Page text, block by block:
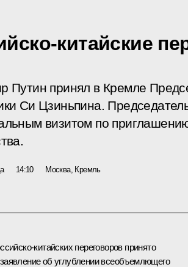
китайские
Путин принял в Кремле
Си Цзиньпина.
визитом по
14:10 Москва, Кремль
китайских переговоров принято
об углублении всеобъемлющего